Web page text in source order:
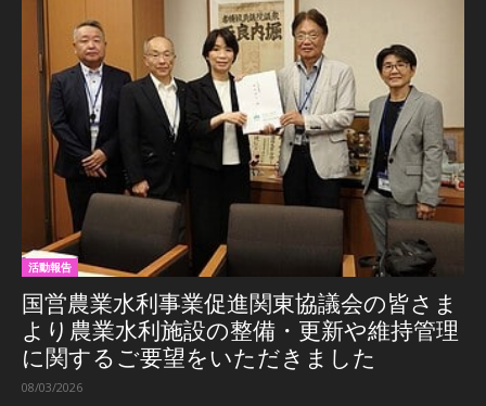
活動報告
国営農業水利事業促進関東協議会の皆さま
より農業水利施設の整備・更新や維持管理
に関するご要望をいただきました
08/03/2026